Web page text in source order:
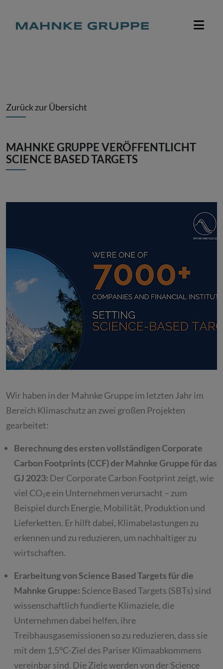
Zurück zur Übersicht
MAHNKE GRUPPE VERÖFFENTLICHT
SCIENCE BASED TARGETS
Wir haben in der Mahnke Gruppe im letzten Jahr im
Bereich Klimaschutz an zwei großen Projekten
gearbeitet:
Berechnung des ersten vollständigen Corporate
Carbon Footprints (CCF) der Mahnke Gruppe für das
GJ 2023: Der Corporate Carbon Footprint zeigt, wie
viel CO₂e ein Unternehmen verursacht – zum
Beispiel durch Energie, Mobilität, Produktion und
Lieferketten. Er hilft dabei, Klimabelastungen zu
erkennen und zu reduzieren, um nachhaltiger zu
wirtschaften.
Erarbeitung von Science Based Targets für die
Mahnke Gruppe: Science Based Targets (SBTs) sind
wissenschaftlich fundierte Klimaziele, die
Unternehmen dabei helfen, ihre
Treibhausgasemissionen so zu reduzieren, dass sie
mit dem 1,5°C-Ziel des Pariser Klimaabkommens
vereinbar sind. Die Ziele werden von der Science